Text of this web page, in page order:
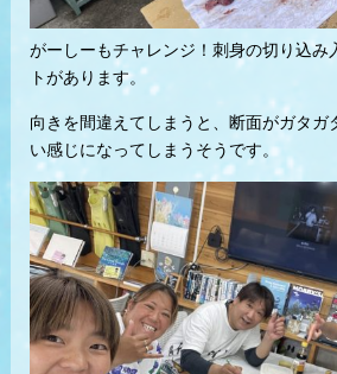
がーしーもチャレンジ！刺身の切り込み
トがあります。
向きを間違えてしまうと、断面がガタガ
い感じになってしまうそうです。